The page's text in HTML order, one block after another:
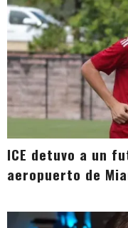
ICE detuvo a un
aeropuerto de